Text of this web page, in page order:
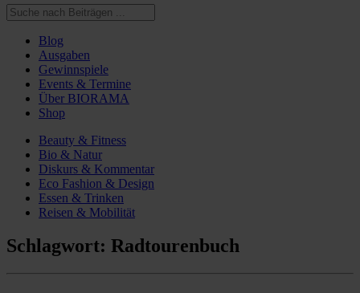
Blog
Ausgaben
Gewinnspiele
Events & Termine
Über BIORAMA
Shop
Beauty & Fitness
Bio & Natur
Diskurs & Kommentar
Eco Fashion & Design
Essen & Trinken
Reisen & Mobilität
Schlagwort: Radtourenbuch